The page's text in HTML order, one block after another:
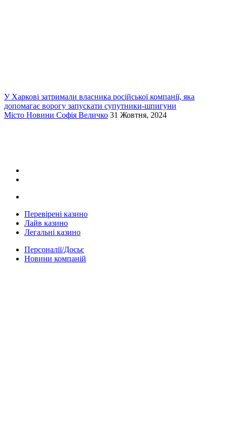
У Харкові затримали власника російської компанії, яка
допомагає ворогу запускати супутники-шпигуни
Місто Новини Софія Величко 31 Жовтня, 2024
Перевірені казино
Лайв казино
Легальні казино
Персоналії/Досьє
Новини компаній